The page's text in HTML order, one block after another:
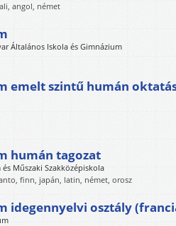
angol, német
Általános Iskola és Gimnázium
emelt szintű humán
humán tagozat
Műszaki Szakközépiskola
finn, japán, latin, német, orosz
idegennyelvi osztály